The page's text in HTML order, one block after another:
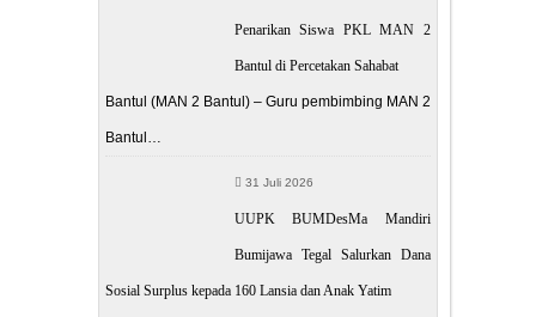
Penarikan Siswa PKL MAN 2
Bantul di Percetakan Sahabat
Bantul (MAN 2 Bantul) – Guru pembimbing MAN 2
Bantul…
31 Juli 2026
UUPK BUMDesMa Mandiri
Bumijawa Tegal Salurkan Dana
Sosial Surplus kepada 160 Lansia dan Anak Yatim